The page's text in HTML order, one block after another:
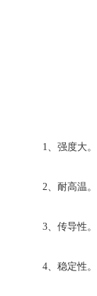
1、强度大。
2、耐高温。
3、传导性。
4、稳定性。